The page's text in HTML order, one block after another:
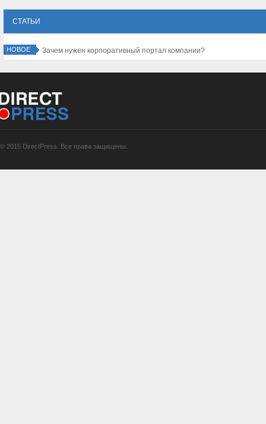
СТАТЬИ
НОВОЕ Зачем нужен корпоративный портал компании?
© 2015 DirectPress. Все права защищены.